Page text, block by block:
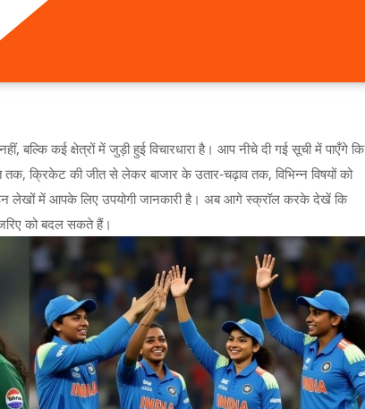
बल्कि कई क्षेत्रों में जुड़ी हुई विचारधारा है। आप नीचे दी गई सूची में पाएँगे कि
क्रिकेट की जीत से लेकर बाजार के उतार‑चढ़ाव तक, विभिन्न विषयों को
लेखों में आपके लिए उपयोगी जानकारी है। अब आगे स्क्रॉल करके देखें कि
को बदल सकते हैं।